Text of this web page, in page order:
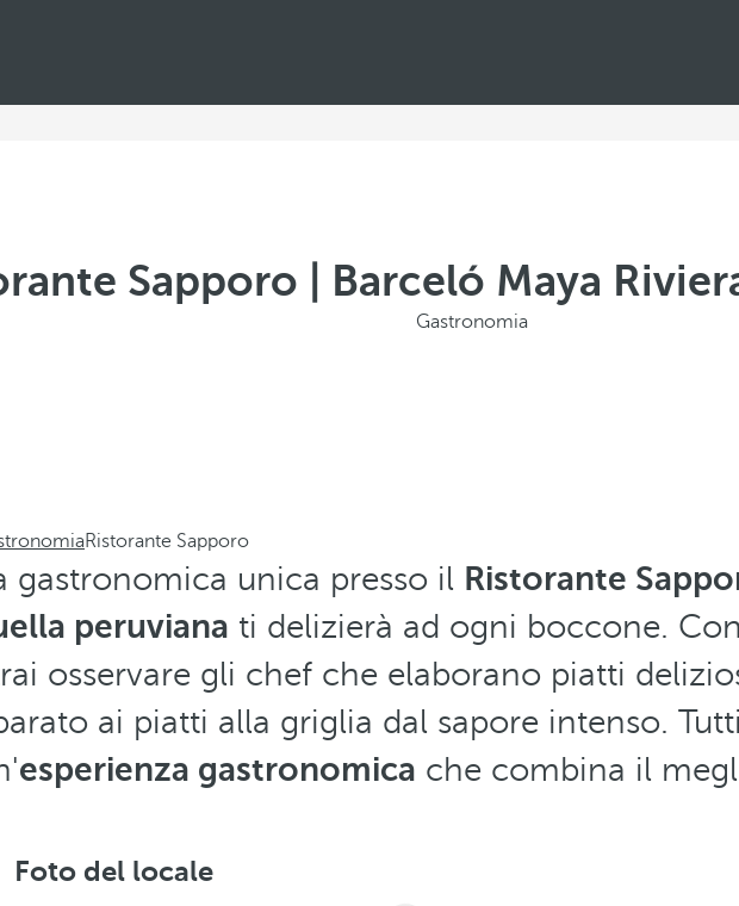
Sapporo | Barceló Maya
Gastronomia
Ristorante Sapporo
gastronomica unica presso il Ristorante
peruviana ti delizierà ad ogni boccone.
osservare gli chef che elaborano piatti
ai piatti alla griglia dal sapore intenso.
esperienza gastronomica che combina il
Foto del locale